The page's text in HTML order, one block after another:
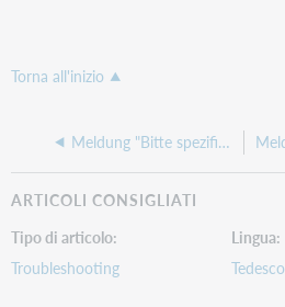
Torna all'inizio
Meldung "Bitte spezifizieren Sie die Suche!" bei Recherche im Web-OPAC
ARTICOLI CONSIGLIATI
Tipo di articolo
Troubleshooting
Lingua
Tedesco